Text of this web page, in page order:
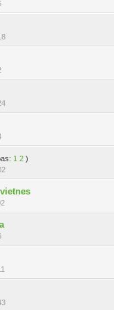
1 2 )